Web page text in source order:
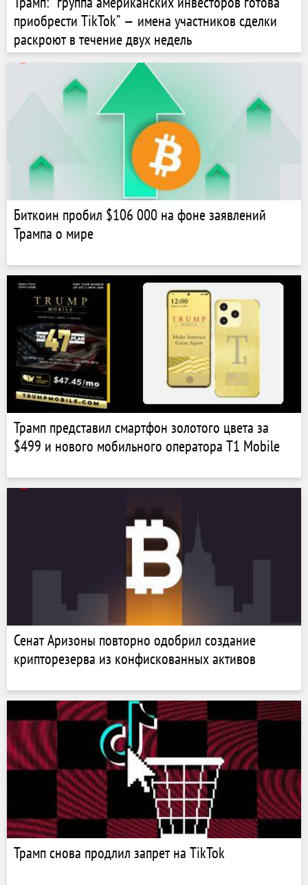
приобрести TikTok” — имена участников сделки
раскроют в течение двух недель
Биткоин пробил $106 000 на фоне заявлений
Трампа о мире
Трамп представил смартфон золотого цвета за
$499 и нового мобильного оператора T1 Mobile
Сенат Аризоны повторно одобрил создание
крипторезерва из конфискованных активов
Трамп снова продлил запрет на TikTok